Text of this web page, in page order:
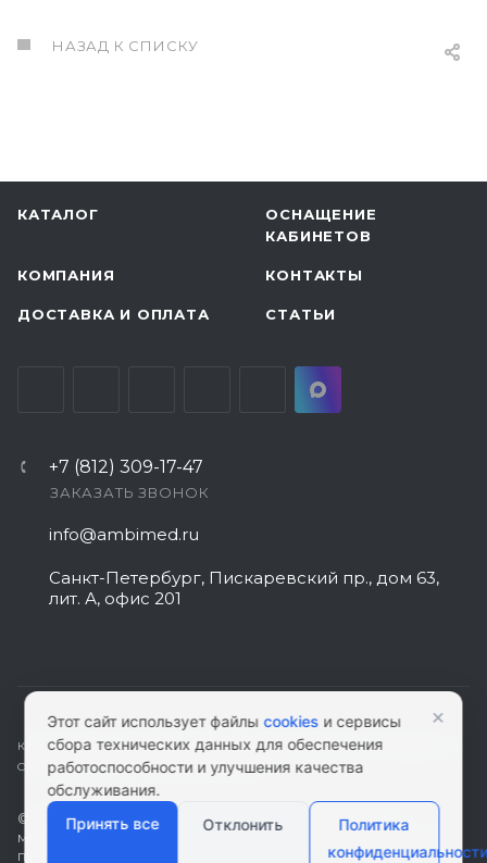
НАЗАД К СПИСКУ
КАТАЛОГ
ОСНАЩЕНИЕ
КАБИНЕТОВ
КОМПАНИЯ КОНТАКТЫ
ДОСТАВКА И ОПЛАТА СТАТЬИ
+7 (812) 309-17-47
ЗАКАЗАТЬ ЗВОНОК
info@ambimed.ru
Санкт-Петербург, Пискаревский пр., дом 63,
лит. А, офис 201
КАРТА САЙТА|ПОЛИТИКА КОНФИДЕНЦИАЛЬНОСТИ|СОГЛАСИЕ НА
ОБРАБОТКУ ПЕРСОНАЛЬНЫХ ДАННЫХ
© 2026 ambimed.ru - Медицинское оборудование и
медтехника. Информация на этом ресурсе не является
публичной офертой.
Этот сайт использует файлыcookies и сервисы
сбора технических данных для обеспечения
работоспособности и улучшения качества
обслуживания.
Принять все
Отклонить
Политика
конфиденциальности
×